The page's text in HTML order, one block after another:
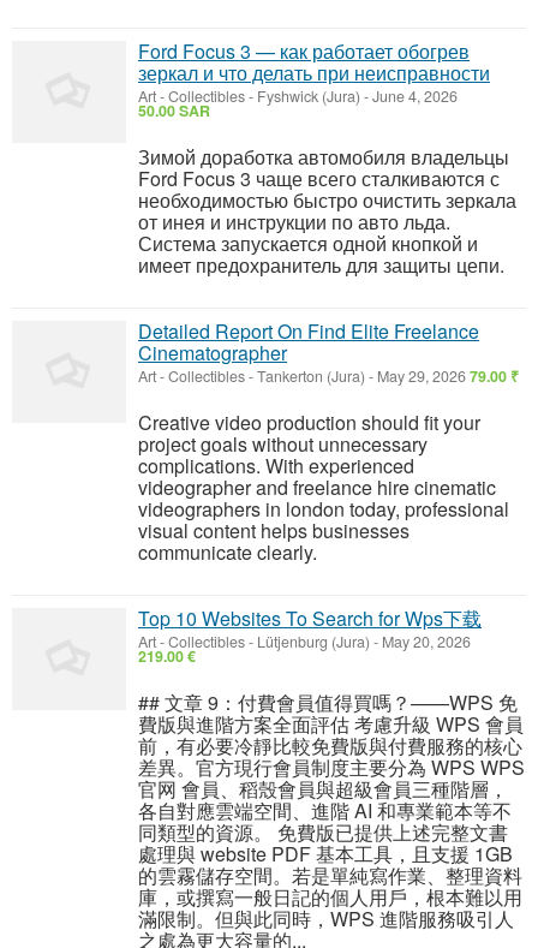
Ford Focus 3 — как работает обогрев
зеркал и что делать при неисправности
Art - Collectibles- Fyshwick (Jura) -June 4, 2026
50.00 SAR
Зимой доработка автомобиля владельцы
Ford Focus 3 чаще всего сталкиваются с
необходимостью быстро очистить зеркала
от инея и инструкции по авто льда.
Система запускается одной кнопкой и
имеет предохранитель для защиты цепи.
Detailed Report On Find Elite Freelance
Cinematographer
Art - Collectibles-Tankerton (Jura) - May 29, 202679.00 ₹
Creative video production should fit your
project goals without unnecessary
complications. With experienced
videographer and freelance hire cinematic
videographers in london today, professional
visual content helps businesses
communicate clearly.
Top 10 Websites To Search for Wps下载
Art - Collectibles- Lütjenburg (Jura) - May 20, 2026
219.00 €
## 文章 9：付費會員值得買嗎？——WPS 免
費版與進階方案全面評估 考慮升級 WPS 會員
前，有必要冷靜比較免費版與付費服務的核心
差異。官方現行會員制度主要分為 WPS WPS
官网 會員、稻殼會員與超級會員三種階層，
各自對應雲端空間、進階 AI 和專業範本等不
同類型的資源。 免費版已提供上述完整文書
處理與 website PDF 基本工具，且支援 1GB
的雲霧儲存空間。若是單純寫作業、整理資料
庫，或撰寫一般日記的個人用戶，根本難以用
滿限制。但與此同時，WPS 進階服務吸引人
之處為更大容量的...